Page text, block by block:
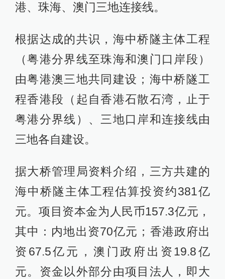
港、珠海、澳门三地连接线。
根据达成的共识，海中桥隧主体工程
（粤港分界线至珠海和澳门口岸段）
由粤港澳三地共同建设；海中桥隧工
程香港段（起自香港石散石湾，止于
粤港分界线）、三地口岸和连接线由
三地各自建设。
据大桥管理局资料介绍，三方共建的
海中桥隧主体工程估算投资约381亿
元。项目资本金为人民币157.3亿元，
其中：内地出资70亿元；香港政府出
资67.5亿元，澳门政府出资19.8亿
元。资金以外部分由项目法人，即大